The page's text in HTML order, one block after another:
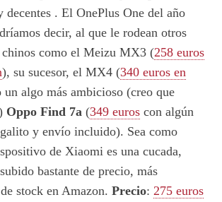
decentes . El OnePlus One del año
decir, al que le rodean otros
chinos como el Meizu MX3 (258 euros
), su sucesor, el MX4 (340 euros en
un algo más ambicioso (creo que
Oppo Find 7a (349 euros con algún
y envío incluido). Sea como
de Xiaomi es una cucada,
bastante de precio, más
stock en Amazon. Precio: 275 euros